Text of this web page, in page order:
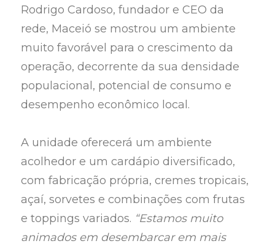
Rodrigo Cardoso, fundador e CEO da
rede, Maceió se mostrou um ambiente
muito favorável para o crescimento da
operação, decorrente da sua densidade
populacional, potencial de consumo e
desempenho econômico local.
A unidade oferecerá um ambiente
acolhedor e um cardápio diversificado,
com fabricação própria, cremes tropicais,
açaí, sorvetes e combinações com frutas
e toppings variados. “Estamos muito
animados em desembarcar em mais